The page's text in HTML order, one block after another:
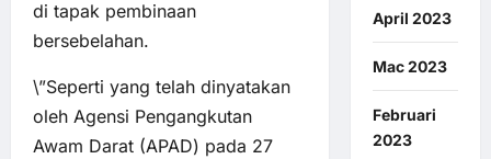
di tapak pembinaan
bersebelahan.
\”Seperti yang telah dinyatakan
oleh Agensi Pengangkutan
Awam Darat (APAD) pada 27
April 2023
Mac 2023
Februari
2023